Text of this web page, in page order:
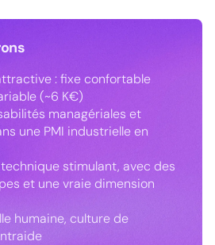
: fixe confortable
(~6 K€)
managériales et
une PMI industrielle en
stimulant, avec des
et une vraie dimension
humaine, culture de